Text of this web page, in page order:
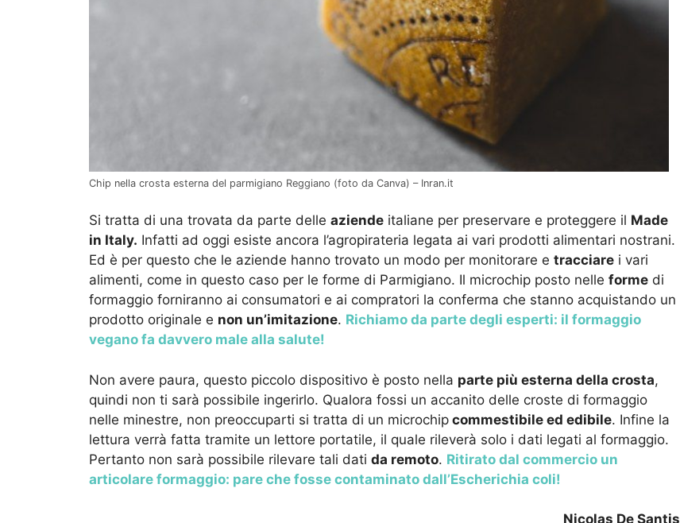
Chip nella crosta esterna del parmigiano Reggiano (foto da Canva) – Inran.it
Si tratta di una trovata da parte delle aziende italiane per preservare e proteggere il Made
in Italy. Infatti ad oggi esiste ancora l’agropirateria legata ai vari prodotti alimentari nostrani.
Ed è per questo che le aziende hanno trovato un modo per monitorare e tracciare i vari
alimenti, come in questo caso per le forme di Parmigiano. Il microchip posto nelle forme di
formaggio forniranno ai consumatori e ai compratori la conferma che stanno acquistando un
prodotto originale e non un’imitazione. Richiamo da parte degli esperti: il formaggio
vegano fa davvero male alla salute!
Non avere paura, questo piccolo dispositivo è posto nella parte più esterna della crosta,
quindi non ti sarà possibile ingerirlo. Qualora fossi un accanito delle croste di formaggio
nelle minestre, non preoccuparti si tratta di un microchip commestibile ed edibile. Infine la
lettura verrà fatta tramite un lettore portatile, il quale rileverà solo i dati legati al formaggio.
Pertanto non sarà possibile rilevare tali dati da remoto. Ritirato dal commercio un
articolare formaggio: pare che fosse contaminato dall’Escherichia coli!
Nicolas De Santis